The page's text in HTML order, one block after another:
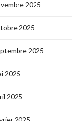
2025
2025
2025
2025
2025
2025